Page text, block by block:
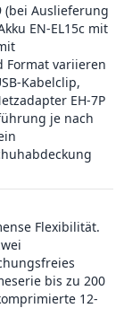
(bei Auslieferung
EN-EL15c mit
Format variieren
Kabelclip,
EH-7P
je nach
Flexibilität.
bis zu 200
12-